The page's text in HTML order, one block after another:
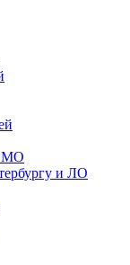
МО
и ЛО